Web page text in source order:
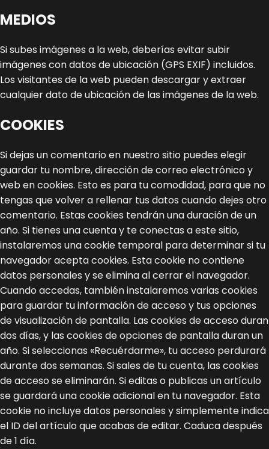
MEDIOS
Si subes imágenes a la web, deberías evitar subir
imágenes con datos de ubicación (GPS EXIF) incluidos.
Los visitantes de la web pueden descargar y extraer
cualquier dato de ubicación de las imágenes de la web.
COOKIES
Si dejas un comentario en nuestro sitio puedes elegir
guardar tu nombre, dirección de correo electrónico y
web en cookies. Esto es para tu comodidad, para que no
tengas que volver a rellenar tus datos cuando dejes otro
comentario. Estas cookies tendrán una duración de un
año. Si tienes una cuenta y te conectas a este sitio,
instalaremos una cookie temporal para determinar si tu
navegador acepta cookies. Esta cookie no contiene
datos personales y se elimina al cerrar el navegador.
Cuando accedas, también instalaremos varias cookies
para guardar tu información de acceso y tus opciones
de visualización de pantalla. Las cookies de acceso duran
dos días, y las cookies de opciones de pantalla duran un
año. Si seleccionas «Recuérdarme», tu acceso perdurará
durante dos semanas. Si sales de tu cuenta, las cookies
de acceso se eliminarán. Si editas o publicas un artículo
se guardará una cookie adicional en tu navegador. Esta
cookie no incluye datos personales y simplemente indica
el ID del artículo que acabas de editar. Caduca después
de 1 día.